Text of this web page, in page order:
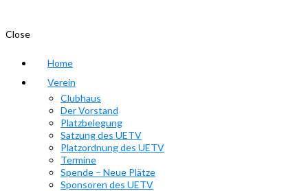
Close
Home
Verein
Clubhaus
Der Vorstand
Platzbelegung
Satzung des UETV
Platzordnung des UETV
Termine
Spende – Neue Plätze
Sponsoren des UETV